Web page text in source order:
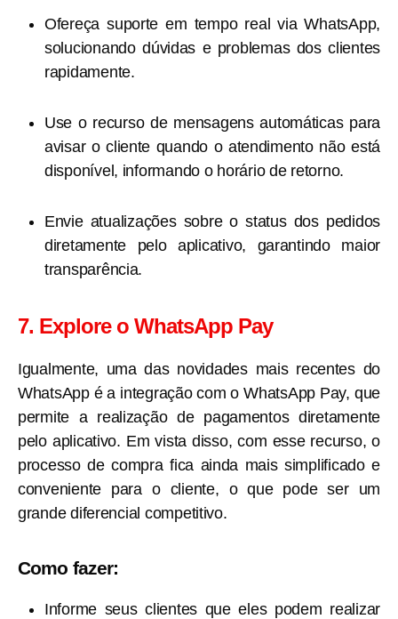
Ofereça suporte em tempo real via WhatsApp,
solucionando dúvidas e problemas dos clientes
rapidamente.
Use o recurso de mensagens automáticas para
avisar o cliente quando o atendimento não está
disponível, informando o horário de retorno.
Envie atualizações sobre o status dos pedidos
diretamente pelo aplicativo, garantindo maior
transparência.
7. Explore o WhatsApp Pay
Igualmente, uma das novidades mais recentes do
WhatsApp é a integração com o WhatsApp Pay, que
permite a realização de pagamentos diretamente
pelo aplicativo. Em vista disso, com esse recurso, o
processo de compra fica ainda mais simplificado e
conveniente para o cliente, o que pode ser um
grande diferencial competitivo.
Como fazer:
Informe seus clientes que eles podem realizar